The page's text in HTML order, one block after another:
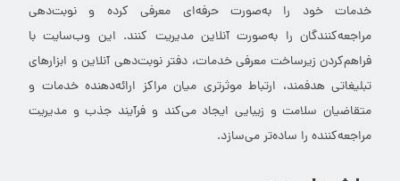
خدمات خود را به‌صورت حرفه‌ای معرفی کرده و نوبت‌دهی
مراجعه‌کنندگان را به‌صورت آنلاین مدیریت کنند. این وب‌سایت با
فراهم‌کردن زیرساخت معرفی خدمات، دفتر نوبت‌دهی آنلاین و ابزارهای
تبلیغاتی هدفمند، ارتباط موثرتری میان مراکز ارائه‌دهنده خدمات و
متقاضیان سلامت و زیبایی ایجاد می‌کند و فرآیند جذب و مدیریت
مراجعه‌کننده را ساده‌تر می‌سازد.